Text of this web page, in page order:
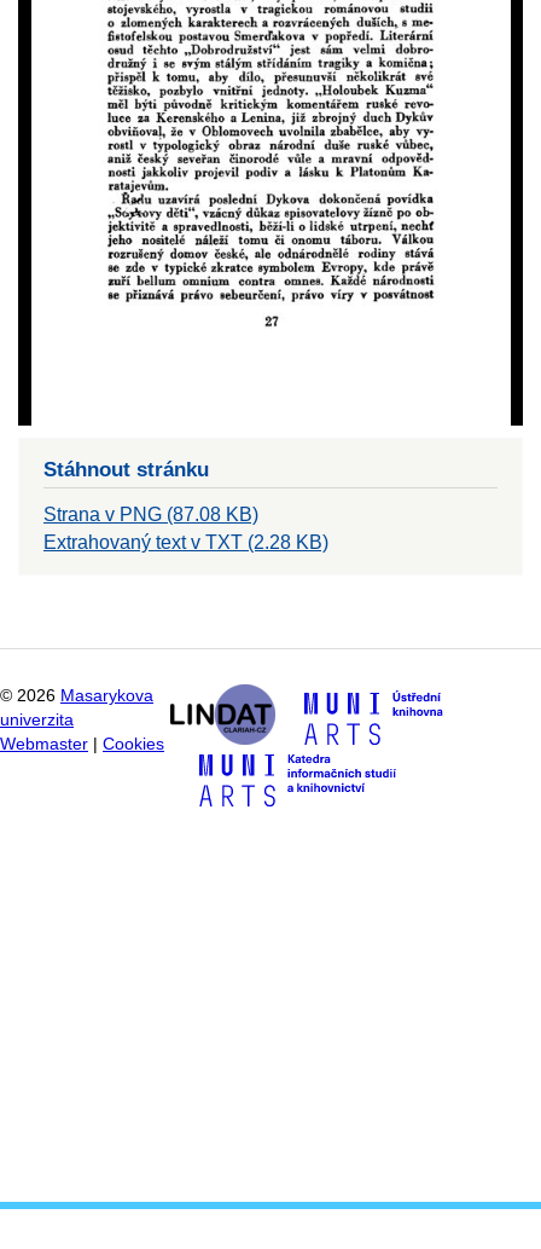
Stáhnout stránku
Strana v PNG (87.08 KB)
Extrahovaný text v TXT (2.28 KB)
© 2026 Masarykova
univerzita
Webmaster
Cookies